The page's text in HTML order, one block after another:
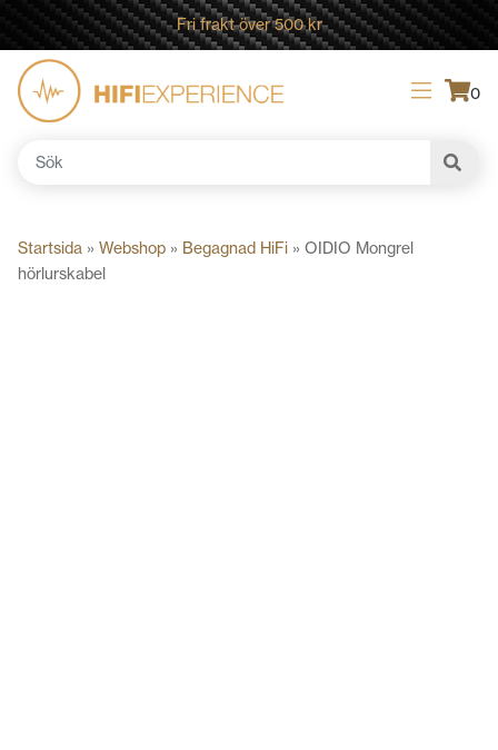
Fri frakt över 500 kr
0
Sök
Startsida » Webshop » Begagnad HiFi » OIDIO Mongrel
hörlurskabel